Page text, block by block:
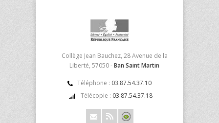
Collège Jean Bauchez, 28 Avenue de la
Liberté, 57050 -Ban Saint Martin
Téléphone : 03.87.54.37.10
Télécopie : 03.87.54.37.18